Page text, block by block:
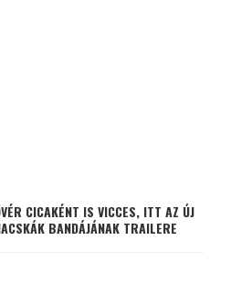
CICAKÉNT IS VICCES, ITT AZ ÚJ
BANDÁJÁNAK TRAILERE